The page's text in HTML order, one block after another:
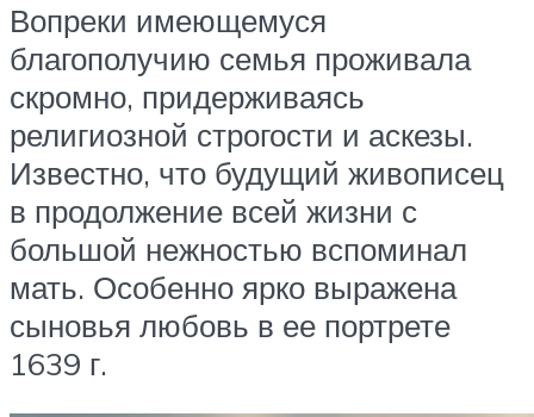
Вопреки имеющемуся
благополучию семья проживала
скромно, придерживаясь
религиозной строгости и аскезы.
Известно, что будущий живописец
в продолжение всей жизни с
большой нежностью вспоминал
мать. Особенно ярко выражена
сыновья любовь в ее портрете
1639 г.